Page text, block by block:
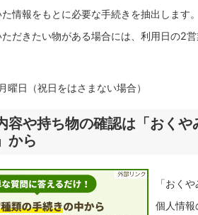
情報をもとに必要な手続きを抽出します。
だきたい物がある場合には、利用日の2
曜日（祝日をはさまない場合）
容や持ち物の確認は「おく
から
「おく
個人情報